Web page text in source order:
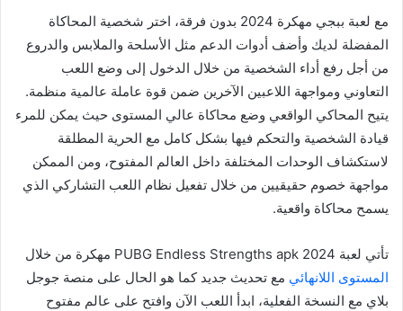
مع لعبة ببجي مهكرة 2024 بدون فرقة، اختر شخصية المحاكاة
المفضلة لديك وأضف أدوات الدعم مثل الأسلحة والملابس والدروع
من أجل رفع أداء الشخصية من خلال الدخول إلى وضع اللعب
التعاوني ومواجهة اللاعبين الآخرين ضمن قوة عاملة عالمية منظمة.
يتيح المحاكي الواقعي وضع محاكاة عالي المستوى حيث يمكن للمرء
قيادة الشخصية والتحكم فيها بشكل كامل مع الحرية المطلقة
لاستكشاف الوحدات المختلفة داخل العالم المفتوح، ومن الممكن
مواجهة خصوم حقيقيين من خلال تفعيل نظام اللعب التشاركي الذي
يسمح محاكاة واقعية.
تأتي لعبة PUBG Endless Strengths apk 2024 مهكرة من خلال
المستوى اللانهائي مع تحديث جديد كما هو الحال على منصة جوجل
بلاي مع النسخة الفعلية، ابدأ اللعب الآن وافتح على عالم مفتوح